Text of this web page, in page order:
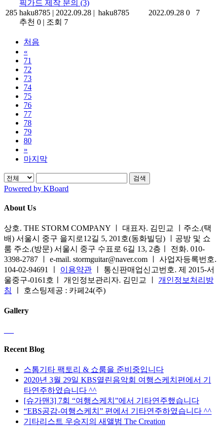
285
픽가드 제작 문의 (3)
haku8785 | 2022.09.28 |
추천 0 | 조회 7
haku8785 2022.09.28 0 7
처음
«
71
72
73
74
75
76
77
78
79
80
»
마지막
검색
Powered by KBoard
About Us
상호. THE STORM COMPANY ㅣ 대표자. 김민교 ㅣ주소.(택
배) 서울시 중구 을지로12길 5, 201호(동화빌딩) ㅣ공방 및 쇼
룸 주소.(방문) 서울시 중구 수표로 6길 13, 2층ㅣ 전화. 010-
3398-2787 ㅣ e-mail. stormguitar@naver.com ㅣ 사업자등록번호.
104-02-94691 ㅣ 이용약관 ㅣ 통신판매업신고번호. 제 2015-서
울중구-0161호ㅣ 개인정보관리자. 김민교 ㅣ 개인정보처리방
침
ㅣ 호스팅제공 : 카페24(주)
Gallery
Recent Blog
스톰기타 팩토리 & 쇼룸을 준비중입니다
2020년 3월 29일 KBS열린음악회 여행스케치편에서 기
타연주하였습니다 ^^
[슈가맨3] 7회 “여행스케치”에서 기타연주했습니다
“EBS공감-여행스케치” 편에서 기타연주하였습니다 ^^
기타리스트 우승지의 새앨범 The Creation